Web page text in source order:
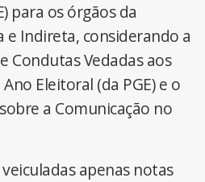
para os órgãos da
Indireta, considerando a
Condutas Vedadas aos
Eleitoral (da PGE) e o
a Comunicação no
apenas notas